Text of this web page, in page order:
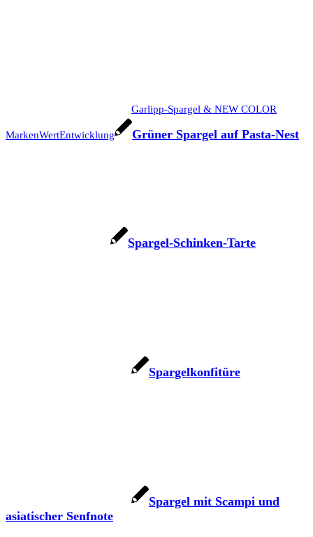
Garlipp-Spargel & NEW COLOR
MarkenWertEntwicklung Grüner Spargel auf Pasta-Nest
Spargel-Schinken-Tarte
Spargelkonfitüre
Spargel mit Scampi und
asiatischer Senfnote